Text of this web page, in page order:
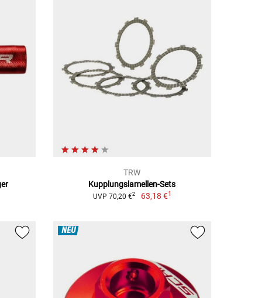
TRW
Kupplungslamellen-Sets
UVP 70,20 €2 63,18 €1
NEU